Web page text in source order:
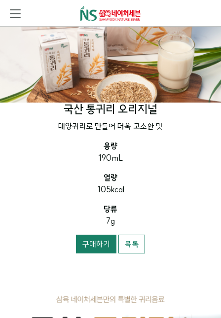
국산 통귀리 오리지널
대양귀리로 만들어 더욱 고소한 맛
용량
190mL
열량
105kcal
당류
7g
구매하기 목록